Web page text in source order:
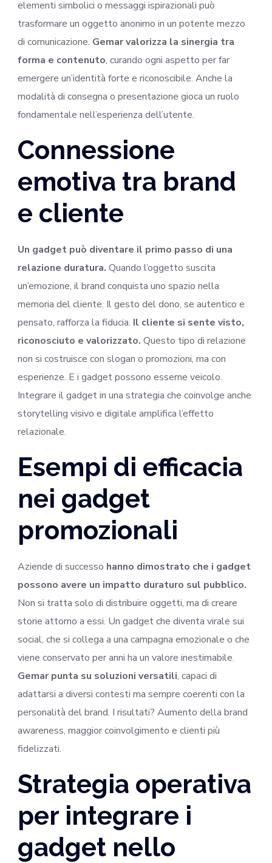
elementi simbolici o messaggi ispirazionali può
trasformare un oggetto anonimo in un potente mezzo
di comunicazione. Gemar valorizza la sinergia tra
forma e contenuto, curando ogni aspetto per far
emergere un’identità forte e riconoscibile. Anche la
modalità di consegna o presentazione gioca un ruolo
fondamentale nell’esperienza dell’utente.
Connessione
emotiva tra brand
e cliente
Un gadget può diventare il primo passo di una
relazione duratura. Quando l’oggetto suscita
un’emozione, il brand conquista uno spazio nella
memoria del cliente. Il gesto del dono, se autentico e
pensato, rafforza la fiducia. Il cliente si sente visto,
riconosciuto e valorizzato. Questo tipo di relazione
non si costruisce con slogan o promozioni, ma con
esperienze. E i gadget possono esserne veicolo.
Integrare il gadget in una strategia che coinvolge anche
storytelling visivo e digitale amplifica l’effetto
relazionale.
Esempi di efficacia
nei gadget
promozionali
Aziende di successo hanno dimostrato che i gadget
possono avere un impatto duraturo sul pubblico.
Non si tratta solo di distribuire oggetti, ma di creare
storie attorno a essi. Un gadget che diventa virale sui
social, che si collega a una campagna emozionale o che
viene conservato per anni ha un valore inestimabile.
Gemar punta su soluzioni versatili, capaci di
adattarsi a diversi contesti ma sempre coerenti con la
personalità del brand. I risultati? Aumento della brand
awareness, maggior coinvolgimento e clienti più
fidelizzati.
Strategia operativa
per integrare i
gadget nello